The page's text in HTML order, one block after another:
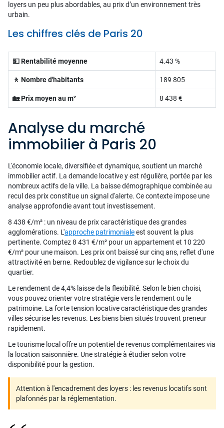
loyers un peu plus abordables, au prix d’un environnement très
urbain.
Les chiffres clés de Paris 20
💵 Rentabilité moyenne 4.43 %
🚶 Nombre d'habitants 189 805
🏡 Prix moyen au m² 8 438 €
Analyse du marché
immobilier à Paris 20
L'économie locale, diversifiée et dynamique, soutient un marché
immobilier actif. La demande locative y est régulière, portée par les
nombreux actifs de la ville. La baisse démographique combinée au
recul des prix constitue un signal d'alerte. Ce contexte impose une
analyse approfondie avant tout investissement.
8 438 €/m² : un niveau de prix caractéristique des grandes
agglomérations. L'approche patrimonialeest souvent la plus
pertinente. Comptez 8 431 €/m² pour un appartement et 10 220
€/m² pour une maison. Les prix ont baissé sur cinq ans, reflet d'une
attractivité en berne. Redoublez de vigilance sur le choix du
quartier.
Le rendement de 4,4% laisse de la flexibilité. Selon le bien choisi,
vous pouvez orienter votre stratégie vers le rendement ou le
patrimoine. La forte tension locative caractéristique des grandes
villes sécurise les revenus. Les biens bien situés trouvent preneur
rapidement.
Le tourisme local offre un potentiel de revenus complémentaires via
la location saisonnière. Une stratégie à étudier selon votre
disponibilité pour la gestion.
Attention à l'encadrement des loyers : les revenus locatifs sont
plafonnés par la réglementation.